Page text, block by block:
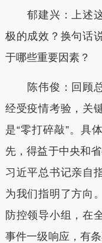
郁建兴：上述这
极的成效？换句话
于哪些重要因素？
陈伟俊：回顾总
经受疫情考验，关
是“零打碎敲”。具
先，得益于中央和
习近平总书记亲自
为我们指明了方向
防控领导小组，在
事件一级响应，有